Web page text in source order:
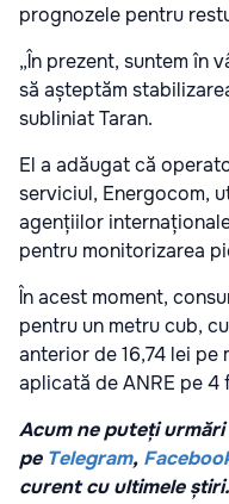
prognozele pentru
„În prezent, suntem în
să așteptăm
subliniat Taran.
El a adăugat că
serviciul, Energocom,
agențiilor
pentru monitorizarea
În acest moment,
pentru un metru cub,
anterior de 16,74 lei
aplicată de ANRE pe 4
Acum ne puteți urmări
pe Telegram,
curent cu ultimele știri.